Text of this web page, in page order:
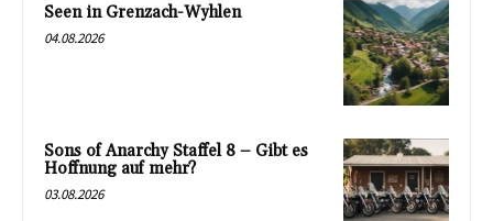
Seen in Grenzach-Wyhlen
04.08.2026
Sons of Anarchy Staffel 8 – Gibt es
Hoffnung auf mehr?
03.08.2026